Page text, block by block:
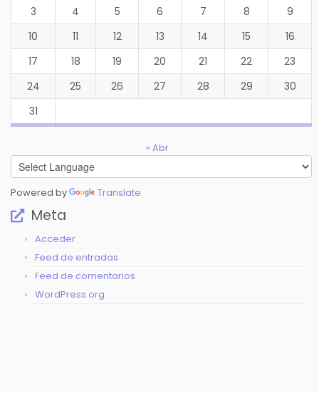
3
4 5 6 7 8
9
10
11 12 13 14 15
16
17
18 19 20 21 22
23
24
25 26 27 28 29
30
31
« Abr
Powered by Translate
Meta
Acceder
Feed de entradas
Feed de comentarios
WordPress.org